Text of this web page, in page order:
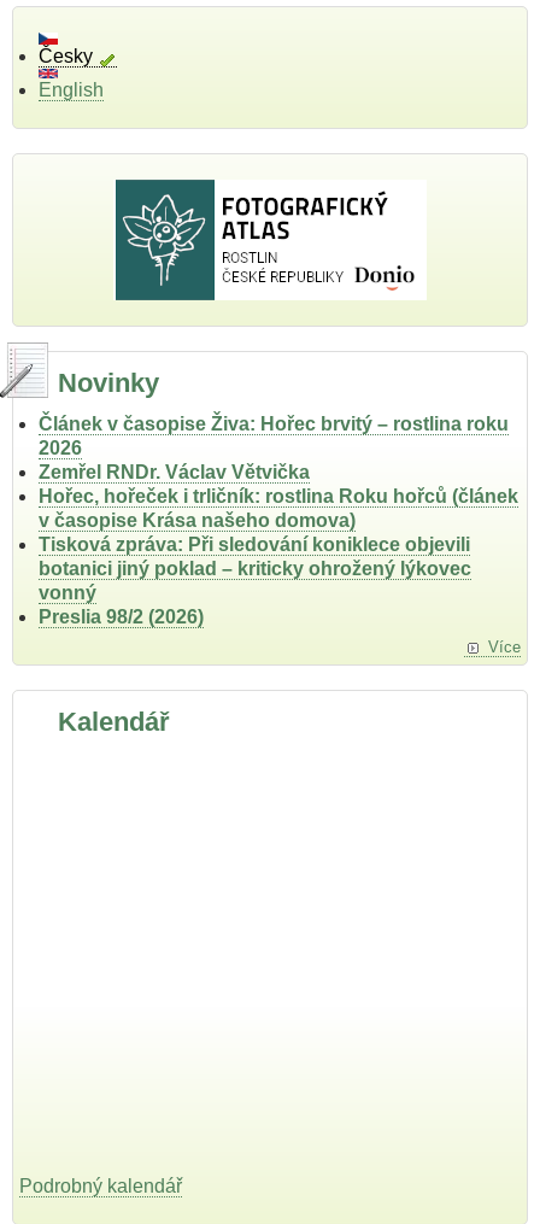
Česky
English
Novinky
Článek v časopise Živa: Hořec brvitý – rostlina roku
2026
Zemřel RNDr. Václav Větvička
Hořec, hořeček i trličník: rostlina Roku hořců (článek
v časopise Krása našeho domova)
Tisková zpráva: Při sledování koniklece objevili
botanici jiný poklad – kriticky ohrožený lýkovec
vonný
Preslia 98/2 (2026)
Více
Kalendář
Podrobný kalendář